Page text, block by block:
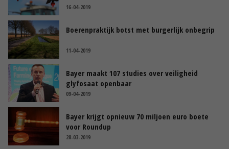
16-04-2019
Boerenpraktijk botst met burgerlijk onbegrip
11-04-2019
Bayer maakt 107 studies over veiligheid
glyfosaat openbaar
09-04-2019
Bayer krijgt opnieuw 70 miljoen euro boete
voor Roundup
28-03-2019